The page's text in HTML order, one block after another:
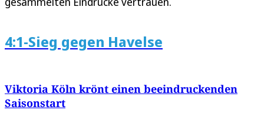
4:1-Sieg gegen Havelse
Viktoria Köln krönt einen beeindruckenden
Saisonstart